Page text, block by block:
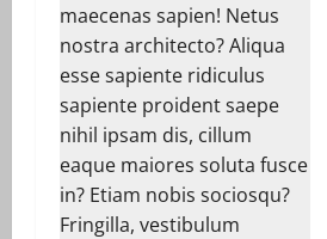
maecenas sapien! Netus
nostra architecto? Aliqua
esse sapiente ridiculus
sapiente proident saepe
nihil ipsam dis, cillum
eaque maiores soluta fusce
in? Etiam nobis sociosqu?
Fringilla, vestibulum